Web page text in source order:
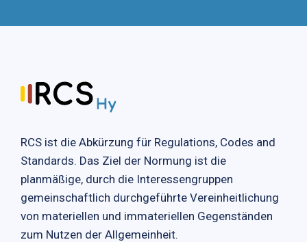
RCS ist die Abkürzung für Regulations, Codes and
Standards. Das Ziel der Normung ist die
planmäßige, durch die Interessengruppen
gemeinschaftlich durchgeführte Vereinheitlichung
von materiellen und immateriellen Gegenständen
zum Nutzen der Allgemeinheit.